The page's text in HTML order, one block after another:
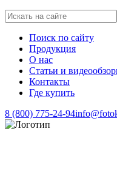
Поиск по сайту
Продукция
О нас
Статьи и
Контакты
Где купить
8 (800) 775-24-94